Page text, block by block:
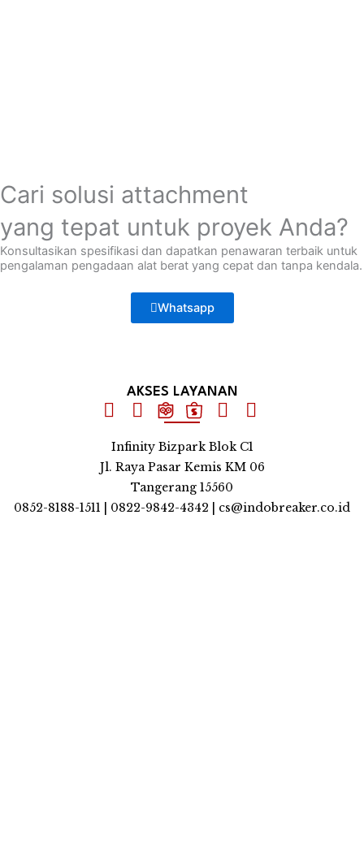
Cari solusi attachment
yang tepat untuk proyek Anda?
Konsultasikan spesifikasi dan dapatkan penawaran terbaik untuk
pengalaman pengadaan alat berat yang cepat dan tanpa kendala.
Whatsapp
AKSES LAYANAN
Infinity Bizpark Blok C1
Jl. Raya Pasar Kemis KM 06
Tangerang 15560
0852-8188-1511 | 0822-9842-4342 | cs@indobreaker.co.id